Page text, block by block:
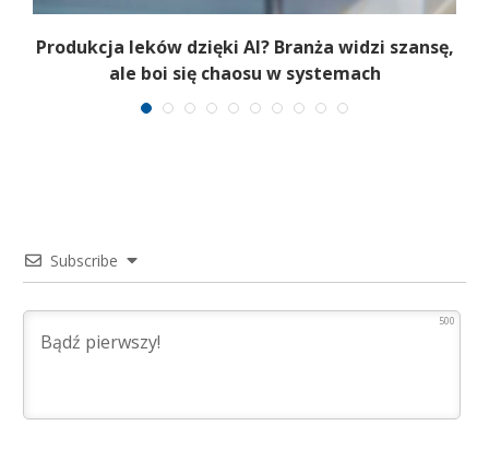
Produkcja leków dzięki AI? Branża widzi szansę,
ale boi się chaosu w systemach
Subscribe
500